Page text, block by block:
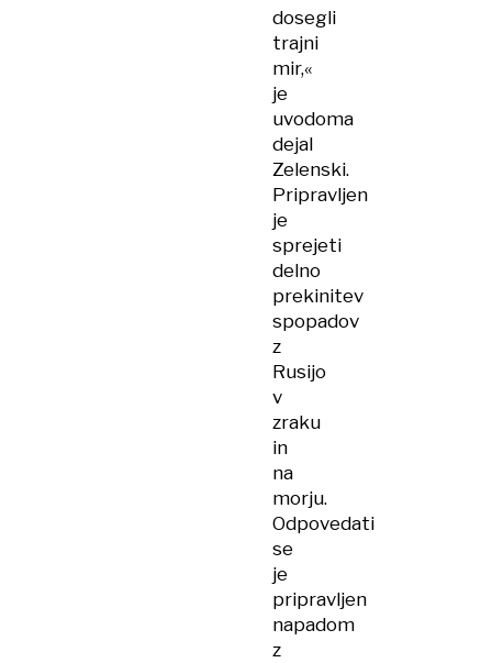
dosegli
trajni
mir,«
je
uvodoma
dejal
Zelenski.
Pripravljen
je
sprejeti
delno
prekinitev
spopadov
z
Rusijo
v
zraku
in
na
morju.
Odpovedati
se
je
pripravljen
napadom
z